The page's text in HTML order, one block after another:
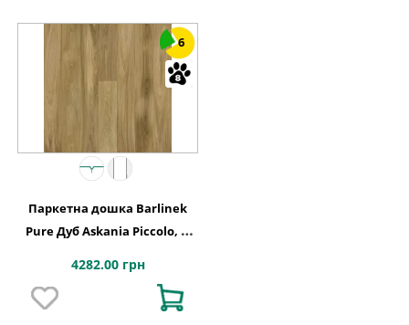
6
Паркетна дошка Barlinek
Pure Дуб Askania Piccolo, 1-
4282.00 грн